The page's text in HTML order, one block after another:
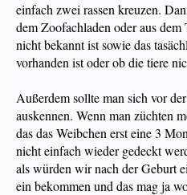
einfach zwei rassen kreuzen.
dem Zoofachladen oder aus
nicht bekannt ist sowie das
vorhanden ist oder ob die tiere
Außerdem sollte man sich vor
auskennen. Wenn man züchten
das das Weibchen erst eine 3
nicht einfach wieder gedeckt
als würden wir nach der Geburt
ein bekommen und das mag ja